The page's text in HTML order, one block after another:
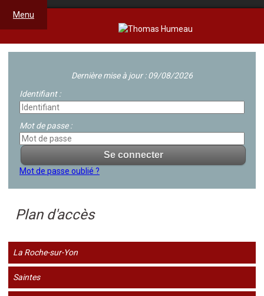
Menu
Dernière mise à jour : 09/08/2026
Identifiant :
Mot de passe :
Mot de passe oublié ?
Plan d'accès
La Roche-sur-Yon
Saintes